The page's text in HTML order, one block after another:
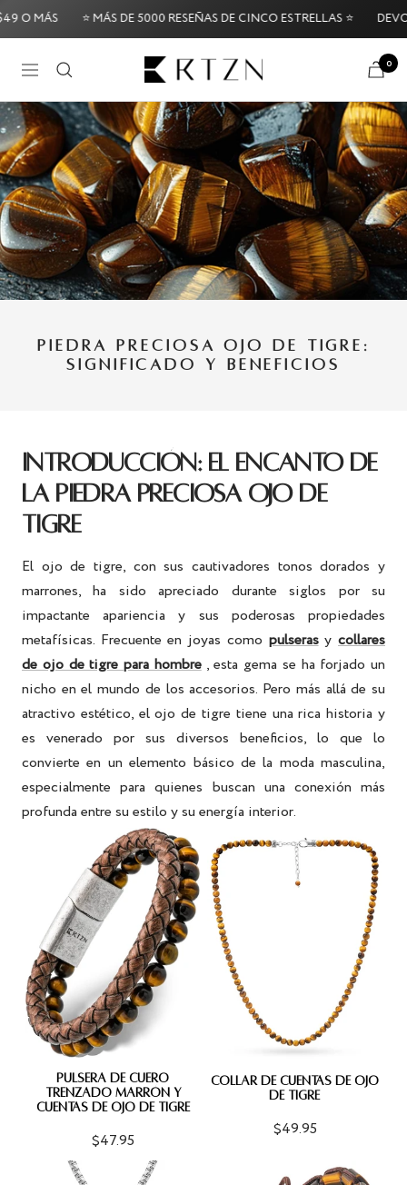
Saltar
al
⭐ MÁS DE 5000 RESEÑAS DE CINCO ESTRELLAS ⭐
Navigación RTZN 0
Try it Risk-Free: 60-Day Money-Back Guarantee
PIEDRA PRECIOSA OJO DE TIGRE:
SIGNIFICADO Y BENEFICIOS
INTRODUCCIÓN: EL ENCANTO DE
LA PIEDRA PRECIOSA OJO DE
TIGRE
El ojo de tigre, con sus cautivadores tonos dorados y
marrones, ha sido apreciado durante siglos por su
impactante apariencia y sus poderosas propiedades
metafísicas. Frecuente en joyas como pulseras y collares
de ojo de tigre para hombre , esta gema se ha forjado un
nicho en el mundo de los accesorios. Pero más allá de su
atractivo estético, el ojo de tigre tiene una rica historia y
es venerado por sus diversos beneficios, lo que lo
convierte en un elemento básico de la moda masculina,
especialmente para quienes buscan una conexión más
profunda entre su estilo y su energía interior.
PULSERA DE CUERO
TRENZADO MARRÓN Y
CUENTAS DE OJO DE TIGRE
$47.95
COLLAR DE CUENTAS DE OJO
DE TIGRE
$49.95